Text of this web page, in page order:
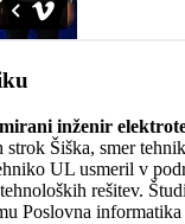
inženir
Šiška, smer
UL usmeril v
rešitev.
Poslovna